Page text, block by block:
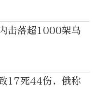
击落超1000架乌
17死44伤，俄称